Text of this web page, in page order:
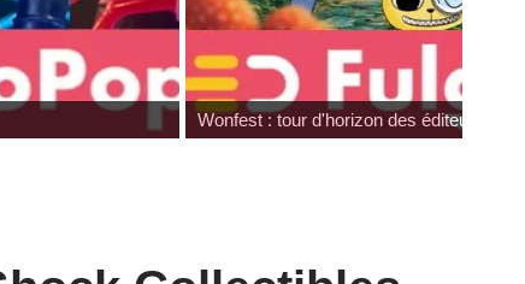
Review Mafex